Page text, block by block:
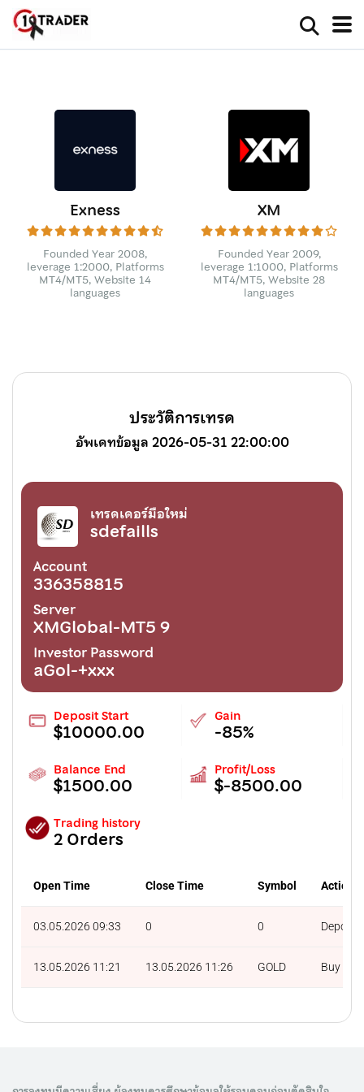
Exness
Founded Year 2008,
leverage 1:2000, Platforms
MT4/MT5, Website 14
languages
XM
Founded Year 2009,
leverage 1:1000, Platforms
MT4/MT5, Website 28
languages
ประวัติการเทรด
อัพเดทข้อมูล 2026-05-31 22:00:00
เทรดเดอร์มือใหม่
sdefaills
Account
336358815
Server
XMGlobal-MT5 9
Investor Password
aGol-+xxx
Deposit Start
$10000.00
Gain
-85%
Balance End
$1500.00
Profit/Loss
$-8500.00
Trading history
2 Orders
Open Time Close Time Symbol Action
03.05.2026 09:33 0 0 Deposit
13.05.2026 11:21 13.05.2026 11:26 GOLD Buy